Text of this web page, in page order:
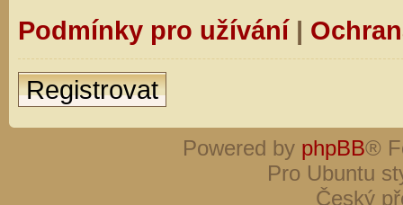
Podmínky pro užívání|
Registrovat
Powered by phpBB®
Pro Ubuntu
Český